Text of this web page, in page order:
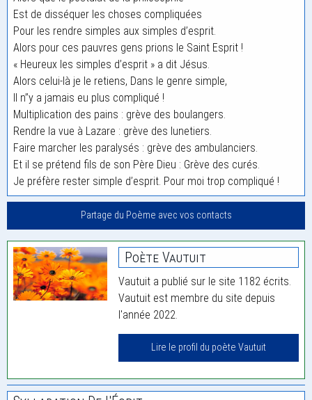
Est de disséquer les choses compliquées
Pour les rendre simples aux simples d’esprit.
Alors pour ces pauvres gens prions le Saint Esprit !
« Heureux les simples d’esprit » a dit Jésus.
Alors celui-là je le retiens, Dans le genre simple,
Il n’’y a jamais eu plus compliqué !
Multiplication des pains : grève des boulangers.
Rendre la vue à Lazare : grève des lunetiers.
Faire marcher les paralysés : grève des ambulanciers.
Et il se prétend fils de son Père Dieu : Grève des curés.
Je préfère rester simple d’esprit. Pour moi trop compliqué !
Partage du Poème avec vos contacts
Poète Vautuit
Vautuit a publié sur le site 1182 écrits.
Vautuit est membre du site depuis
l'année 2022.
Lire le profil du poète Vautuit